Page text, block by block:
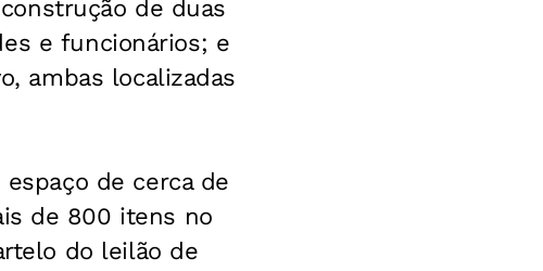
de duas
e funcionários; e
ambas localizadas
de cerca de
de 800 itens no
do leilão de